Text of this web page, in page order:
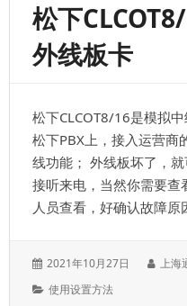
下
电
话
交
的
常
命
令
松下
外线板卡
松下CLCOT8/16是模拟
松下PBX上，接入运营商
线功能； 外线板坏了，
接听来电，当然你需要查
人员查看，好确认故障原
发
于：
2021年10月27日
作
上海
分
使用设置方法